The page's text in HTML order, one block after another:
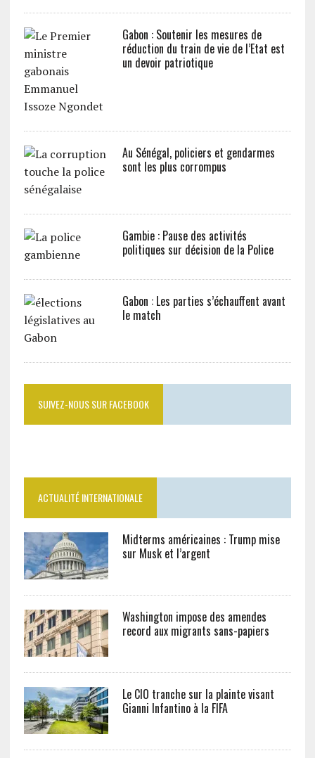
Gabon : Soutenir les mesures de
réduction du train de vie de l’Etat est
un devoir patriotique
Au Sénégal, policiers et gendarmes
sont les plus corrompus
Gambie : Pause des activités
politiques sur décision de la Police
Gabon : Les parties s’échauffent avant
le match
SUIVEZ-NOUS SUR FACEBOOK
ACTUALITÉ INTERNATIONALE
Midterms américaines : Trump mise
sur Musk et l’argent
Washington impose des amendes
record aux migrants sans-papiers
Le CIO tranche sur la plainte visant
Gianni Infantino à la FIFA